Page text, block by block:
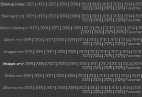
Sitemap index: 2005| 2006| 2007| 2008| 2009| 2010| 2011| 2012| 2013| 2014|
2023| 2024| 2025| 2026|
Favoriter
Sitemap (rss): 2005 2006 2007 2008 2009 2010 2011 2012 2013 2014
2023| 2024| 2025| 2026|
Favoriter
Album sitemaps: 2005 2006 2007 2008 2009 2010 2011 2012 2013 2014
2023| 2024| 2025| 2026|
Favoriter
Album.rss: 2005 2006 2007 2008 2009 2010 2011 2012 2013 2014 2015
2023| 2024| 2025| 2026|
Favoriter
Images.rss: 2005| 2006| 2007| 2008| 2009| 2010| 2011| 2012| 2013| 2014| 2015|
2023| 2024| 2025| 2026|
Favoriter
Images.xml: 2005| 2006| 2007| 2008| 2009| 2010| 2011| 2012| 2013| 2014| 2015|
2023| 2024| 2025| 2026|
Favoriter
Slides.rss: 2005| 2006| 2007| 2008| 2009| 2010| 2011| 2012| 2013| 2014| 2015|
2023| 2024| 2025| 2026|
Favoriter
Albums.rss: 2005 2006 2007 2008 2009 2010 2011 2012 2013 2014 2015
2023| 2024| 2025| 2026|
Favoriter